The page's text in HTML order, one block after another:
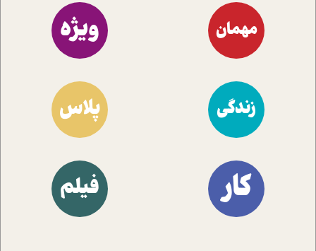
مهمان ویژه
زندگی پلاس
کار فیلم